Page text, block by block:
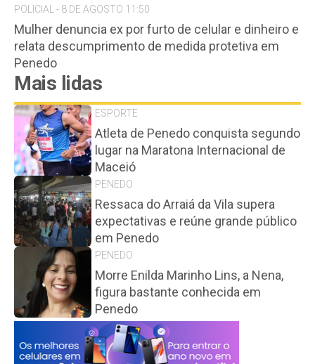
POLICIAL - 8 DE AGOSTO 11:50
Mulher denuncia ex por furto de celular e dinheiro e
relata descumprimento de medida protetiva em
Penedo
Mais lidas
ESPORTE
Atleta de Penedo conquista segundo
lugar na Maratona Internacional de
Maceió
PENEDO
Ressaca do Arraiá da Vila supera
expectativas e reúne grande público
em Penedo
PENEDO
Morre Enilda Marinho Lins, a Nena,
figura bastante conhecida em
Penedo